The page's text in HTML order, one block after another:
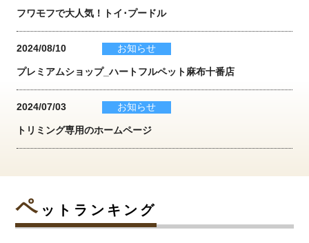
フワモフで大人気！トイ･プードル
2024/08/10 お知らせ
プレミアムショップ_ハートフルペット麻布十番店
2024/07/03 お知らせ
トリミング専用のホームページ
ペ ットランキング